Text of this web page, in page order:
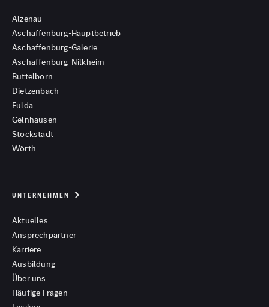
Alzenau
Aschaffenburg-Hauptbetrieb
Aschaffenburg-Galerie
Aschaffenburg-Nilkheim
Büttelborn
Dietzenbach
Fulda
Gelnhausen
Stockstadt
Wörth
UNTERNEHMEN
Aktuelles
Ansprechpartner
Karriere
Ausbildung
Über uns
Häufige Fragen